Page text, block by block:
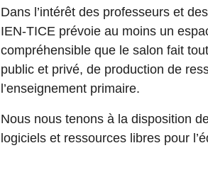
Dans l’intérêt des professeurs et
IEN-TICE prévoie au moins un
compréhensible que le salon fait
public et privé, de production de
l’enseignement primaire.
Nous nous tenons à la disposition
logiciels et ressources libres pour